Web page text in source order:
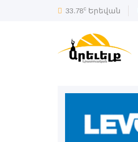
33.78c Երեվան